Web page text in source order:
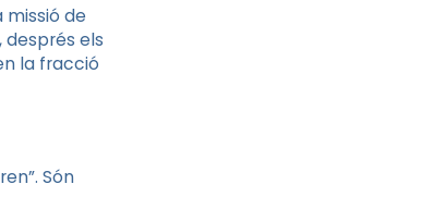
missió de
després els
la fracció
Són